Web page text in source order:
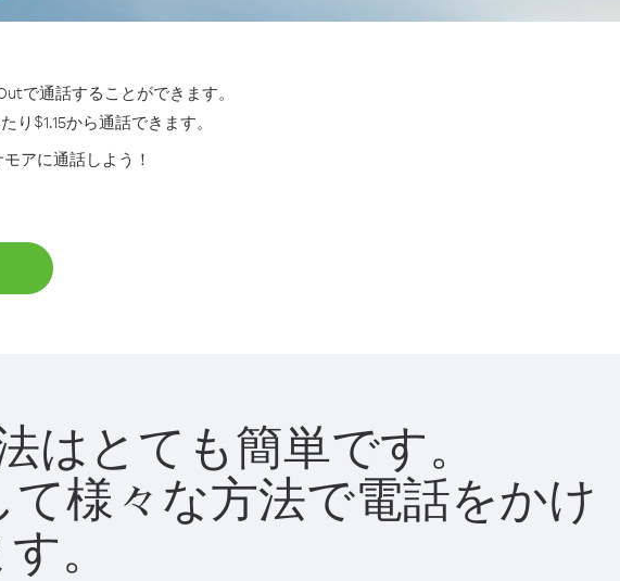
で通話することができます。
$1.15から通話できます。
アに通話しよう！
はとても簡単です。
様々な方法で電話をかけ
。